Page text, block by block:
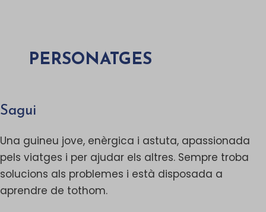
PERSONATGES
Sagui
Una guineu jove, enèrgica i astuta, apassionada
pels viatges i per ajudar els altres. Sempre troba
solucions als problemes i està disposada a
aprendre de tothom.